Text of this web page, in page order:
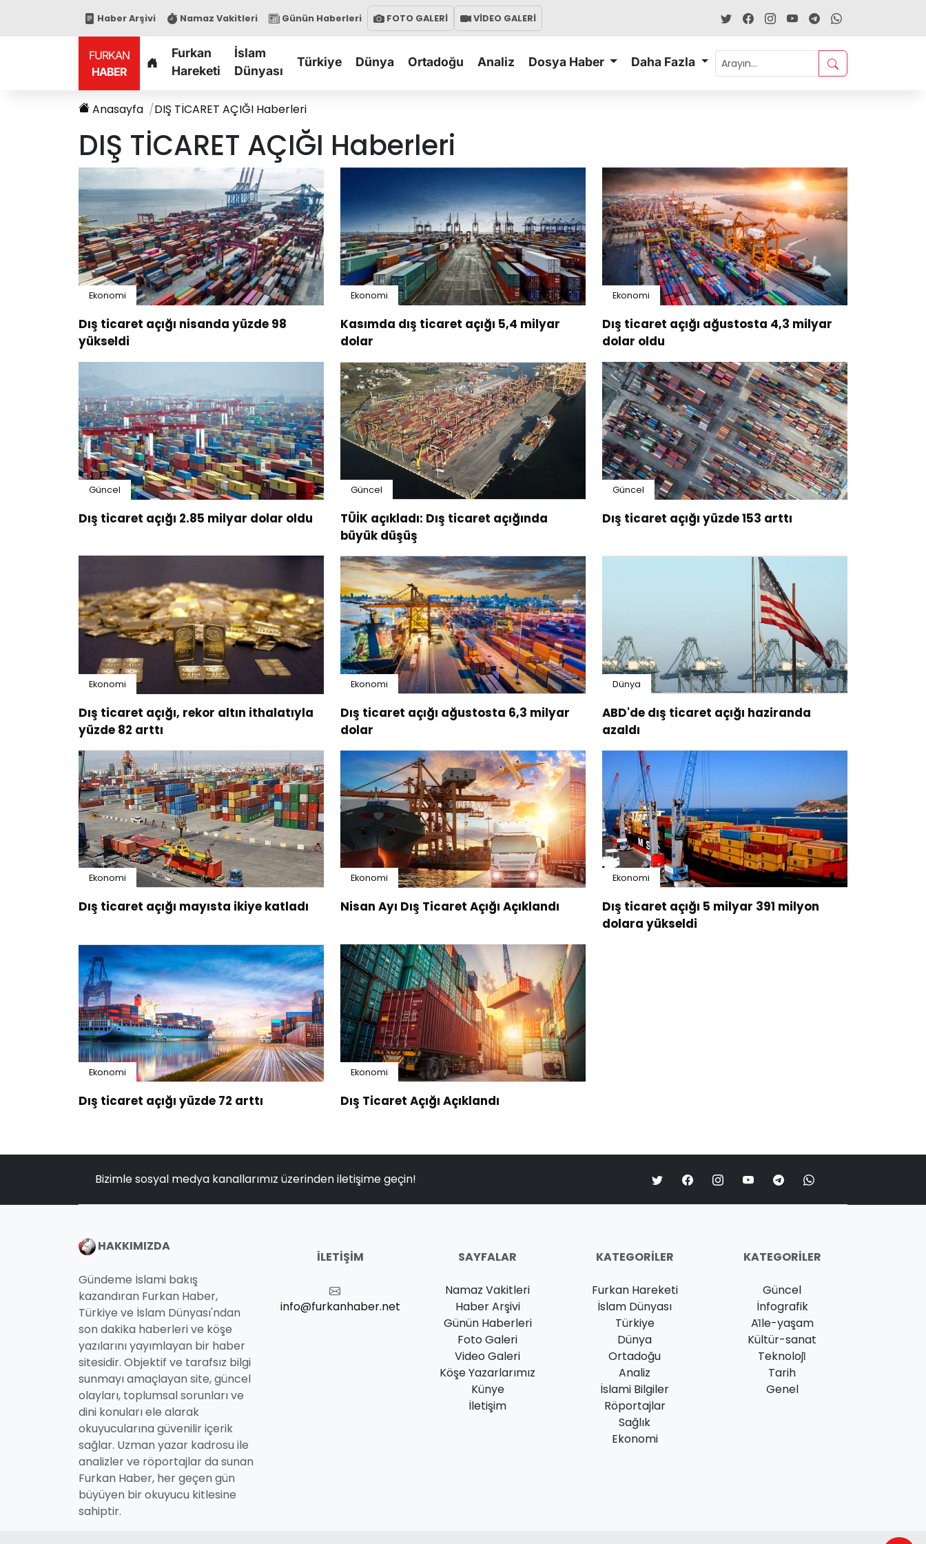
Haber Arşivi Namaz Vakitleri Günün Haberleri FOTO GALERİ VİDEO GALERİ
FURKAN
HABER
Furkan
Hareketi
İslam
Dünyası
Türkiye Dünya Ortadoğu Analiz Dosya Haber Daha Fazla
Anasayfa DIŞ TİCARET AÇIĞI Haberleri
DIŞ TİCARET AÇIĞI Haberleri
Ekonomi
Dış ticaret açığı nisanda yüzde 98
yükseldi
Ekonomi
Kasımda dış ticaret açığı 5,4 milyar
dolar
Ekonomi
Dış ticaret açığı ağustosta 4,3 milyar
dolar oldu
Güncel
Dış ticaret açığı 2.85 milyar dolar oldu
Güncel
TÜİK açıkladı: Dış ticaret açığında
büyük düşüş
Güncel
Dış ticaret açığı yüzde 153 arttı
Ekonomi
Dış ticaret açığı, rekor altın ithalatıyla
yüzde 82 arttı
Ekonomi
Dış ticaret açığı ağustosta 6,3 milyar
dolar
Dünya
ABD'de dış ticaret açığı haziranda
azaldı
Ekonomi
Dış ticaret açığı mayısta ikiye katladı
Ekonomi
Nisan Ayı Dış Ticaret Açığı Açıklandı
Ekonomi
Dış ticaret açığı 5 milyar 391 milyon
dolara yükseldi
Ekonomi
Dış ticaret açığı yüzde 72 arttı
Ekonomi
Dış Ticaret Açığı Açıklandı
Bizimle sosyal medya kanallarımız üzerinden iletişime geçin!
HAKKIMIZDA
Gündeme İslami bakış
kazandıran Furkan Haber,
Türkiye ve İslam Dünyası'ndan
son dakika haberleri ve köşe
yazılarını yayımlayan bir haber
sitesidir. Objektif ve tarafsız bilgi
sunmayı amaçlayan site, güncel
olayları, toplumsal sorunları ve
dini konuları ele alarak
okuyucularına güvenilir içerik
sağlar. Uzman yazar kadrosu ile
analizler ve röportajlar da sunan
Furkan Haber, her geçen gün
büyüyen bir okuyucu kitlesine
sahiptir.
İLETIŞIM
info@furkanhaber.net
SAYFALAR
Namaz Vakitleri
Haber Arşivi
Günün Haberleri
Foto Galeri
Video Galeri
Köşe Yazarlarımız
Künye
İletişim
KATEGORILER
Furkan Hareketi
İslam Dünyası
Türkiye
Dünya
Ortadoğu
Analiz
İslami Bilgiler
Röportajlar
Sağlık
Ekonomi
KATEGORILER
Güncel
İnfografik
Ai̇le-yaşam
Kültür-sanat
Teknoloji̇
Tarih
Genel